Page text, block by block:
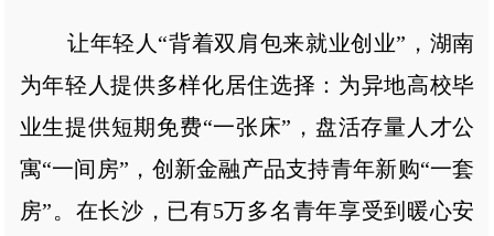
让年轻人“背着双肩包来就业创业”，湖南
为年轻人提供多样化居住选择：为异地高校毕
业生提供短期免费“一张床”，盘活存量人才公
寓“一间房”，创新金融产品支持青年新购“一套
房”。在长沙，已有5万多名青年享受到暖心安